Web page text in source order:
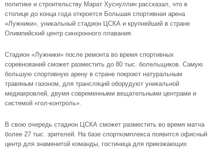
политике и строительству Марат Хуснуллин рассказал, что в
столице до конца года откроется Большая спортивная арена
«Лужники», уникальный стадион ЦСКА и крупнейший в стране
Олимпийский центр синхронного плавания.
Стадион «Лужники» после ремонта во время спортивных
соревнований сможет разместить до 80 тыс. болельщиков. Самую
большую спортивную арену в стране покроют натуральным
травяным газоном, для трансляций оборудуют уникальной
медиакровлей, двумя современными вещательными центрами и
системой «гол-контроль».
В свою очередь стадион ЦСКА сможет разместить во время матча
более 27 тыс. зрителей. На базе спорткомплекса появится офисный
центр для знаменитой команды, гостиница для приезжающих